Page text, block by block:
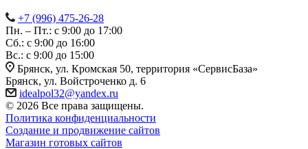
+7 (996) 475-26-28
Пн. – Пт.: с 9:00 до 17:00
Сб.: с 9:00 до 16:00
Bc.: с 9:00 до 15:00
Брянск, ул. Кромская 50, территория «СервисБаза»
Брянск, ул. Войстроченко д. 6
idealpol32@yandex.ru
© 2026 Все права защищены.
Политика конфиденциальности
Создание и продвижение сайтов
Магазин готовых сайтов